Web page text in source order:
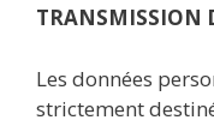
TRANSMISSION
Les données
strictement